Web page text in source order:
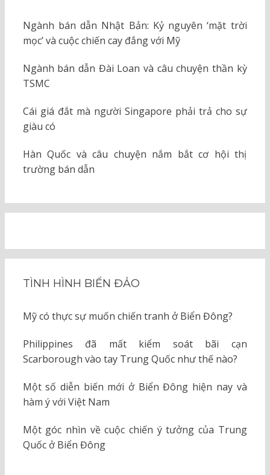
Ngành bán dẫn Nhật Bản: Kỷ nguyên ‘mặt trời
mọc’ và cuộc chiến cay đắng với Mỹ
Ngành bán dẫn Đài Loan và câu chuyện thần kỳ
TSMC
Cái giá đắt mà người Singapore phải trả cho sự
giàu có
Hàn Quốc và câu chuyện nắm bắt cơ hội thị
trường bán dẫn
TÌNH HÌNH BIỂN ĐẢO
Mỹ có thực sự muốn chiến tranh ở Biển Đông?
Philippines đã mất kiểm soát bãi cạn
Scarborough vào tay Trung Quốc như thế nào?
Một số diễn biến mới ở Biển Đông hiện nay và
hàm ý với Việt Nam
Một góc nhìn về cuộc chiến ý tưởng của Trung
Quốc ở Biển Đông